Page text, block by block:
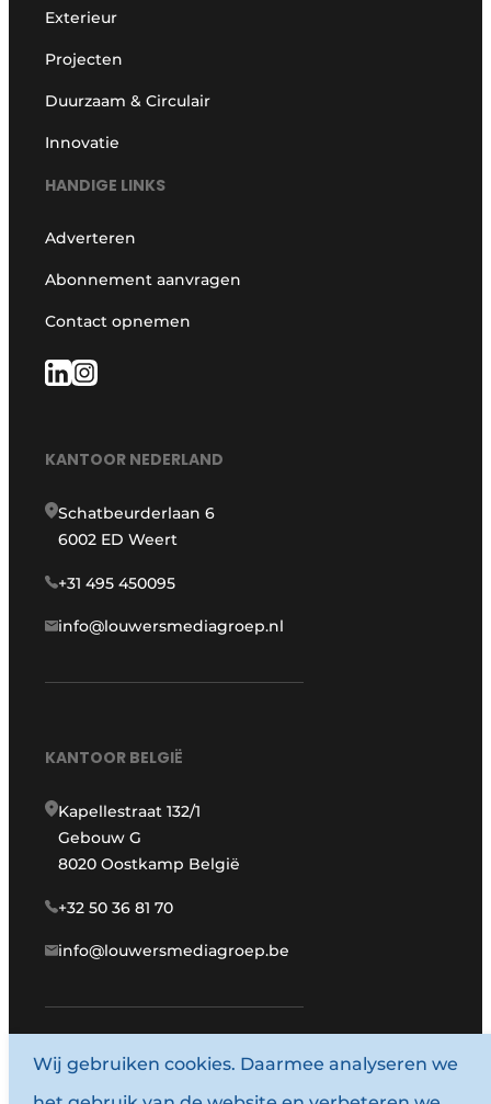
Exterieur
Projecten
Duurzaam & Circulair
Innovatie
HANDIGE LINKS
Adverteren
Abonnement aanvragen
Contact opnemen
KANTOOR NEDERLAND
Schatbeurderlaan 6
6002 ED Weert
+31 495 450095
info@louwersmediagroep.nl
KANTOOR BELGIË
Kapellestraat 132/1
Gebouw G
8020 Oostkamp België
+32 50 36 81 70
info@louwersmediagroep.be
www.louwersmediagroep.com
Wij gebruiken cookies. Daarmee analyseren we